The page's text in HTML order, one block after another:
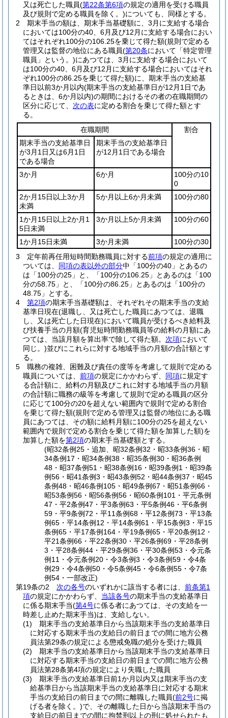
又は死亡した職員(第22条第6項の規定の適用を受ける職員
及び規則で定める職員を除く。)についても、同様とする。
2
期末手当の額は、期末手当基礎額に、3月に支給する場合
においては100分の40、6月及び12月に支給する場合におい
てはそれぞれ100分の106.25を乗じて得た額(規則で定める
管理又は監督の地位にある職員(第20条において「特定管理
職員」という。)にあつては、3月に支給する場合において
は100分の40、6月及び12月に支給する場合においてはそれ
ぞれ100分の86.25を乗じて得た額)に、期末手当の支給基
準日以前3か月以内(期末手当の支給基準日が12月1日であ
るときは、6か月以内)の期間におけるその者の在職期間の
区分に応じて、 次の表に定める割合を乗じて得た額とす
る。
在職期間
割合
期末手当の支給基準日
が3月1日又は6月1日
である場合
期末手当の支給基準日
が12月1日である場合
3か月 6か月
100分の10
0
2か月15日以上3か月
未満
5か月以上6か月未満 100分の80
1か月15日以上2か月1
5日未満
3か月以上5か月未満 100分の60
1か月15日未満 3か月未満
100分の30
3
定年前再任用短時間勤務職員に対する前項の規定の適用に
ついては、 同項の表以外の部分中「100分の40」とあるの
は「100分の25」と、「100分の106.25」とあるのは「100
分の58.75」と、「100分の86.25」とあるのは「100分の
48.75」とする。
4
第2項の期末手当基礎額は、それぞれその期末手当の支給
基準日現在(退職し、又は死亡した職員にあつては、退職
し、又は死亡した日現在)において職員が受けるべき給料及
び扶養手当の月額(育児短時間勤務職員等の給料の月額にあ
つては、当該月額を算出率で除して得た額。 次項において
同じ。)並びにこれらに対する地域手当の月額の合計額とす
る。
5
職務の複雑、困難及び責任の度等を考慮して規則で定める
職員については、 前項の規定にかかわらず、 同項に規定す
る合計額に、給料の月額及びこれに対する地域手当の月額
の合計額に職務の級等を考慮して規則で定める職員の区分
に応じて100分の20を超えない範囲内で規則で定める割合
を乗じて得た額(規則で定める管理又は監督の地位にある職
員にあつては、その額に給料月額に100分の25を超えない
範囲内で規則で定める割合を乗じて得た額を加算した額)を
加算した額を第2項の期末手当基礎額とする。
(昭32条例25・追加、昭32条例32・昭33条例36・昭
34条例17・昭34条例38・昭35条例30・昭36条例
48・昭37条例51・昭38条例16・昭39条例1・昭39条
例56・昭41条例3・昭43条例52・昭44条例37・昭45
条例48・昭46条例105・昭49条例67・昭51条例66・
昭53条例56・昭56条例56・昭60条例101・平元条例
47・平2条例47・平3条例63・平5条例46・平6条例
59・平9条例72・平11条例68・平12条例73・平13条
例65・平14条例12・平14条例61・平15条例3・平15
条例65・平17条例164・平19条例65・平20条例12・
平21条例66・平22条例30・平26条例69・平28条例
3・平28条例44・平29条例36・平30条例53・令元条
例11・令元条例20・令3条例3・令3条例59・令4条
例29・令4条例50・令5条例45・令6条例55・令7条
例54・一部改正)
第19条の2
次の各号のいずれかに該当する者には、 前条第1
項の規定にかかわらず、 当該各号の期末手当の支給基準日
に係る期末手当(第4号に係る者にあつては、その支給を一
時差し止めた期末手当)は、支給しない。
(1)
期末手当の支給基準日から当該期末手当の支給基準日
に対応する期末手当の支給日の前日までの間に地方公務
員法第29条の規定による懲戒免職の処分を受けた職員
(2)
期末手当の支給基準日から当該期末手当の支給基準日
に対応する期末手当の支給日の前日までの間に地方公務
員法第28条第4項の規定により失職した職員
(3)
期末手当の支給基準日前1か月以内又は期末手当の支
給基準日から当該期末手当の支給基準日に対応する期末
手当の支給日の前日までの間に離職した職員(前2号に掲
げる者を除く。)で、その離職した日から当該期末手当の
支給日の前日までの間に拘禁刑以上の刑に処せられたも